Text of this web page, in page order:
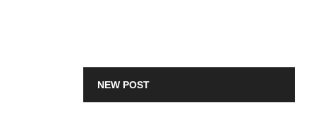
NEW POST